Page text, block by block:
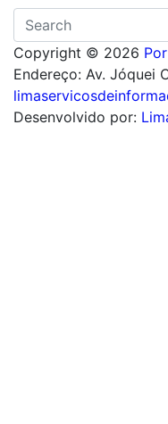
Copyright © 2026
Endereço: Av. Jóquei
Desenvolvido por: